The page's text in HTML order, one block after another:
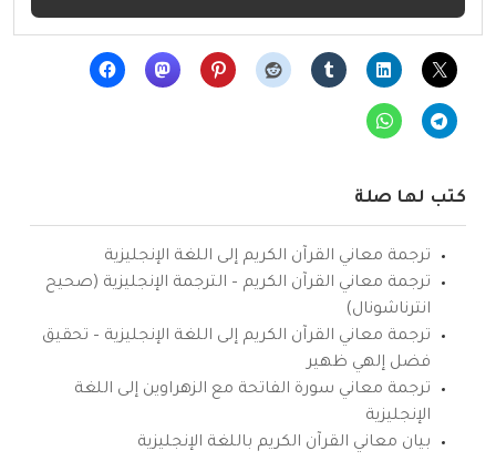
كتب لها صلة
ترجمة معاني القرآن الكريم إلى اللغة الإنجليزية
ترجمة معاني القرآن الكريم – الترجمة الإنجليزية (صحيح
انترناشونال)
ترجمة معاني القرآن الكريم إلى اللغة الإنجليزية – تحقيق
فضل إلهي ظهير
ترجمة معاني سورة الفاتحة مع الزهراوين إلى اللغة
الإنجليزية
بيان معاني القرآن الكريم باللغة الإنجليزية